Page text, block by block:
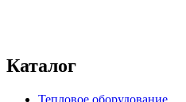
Каталог
Тепловое оборудование